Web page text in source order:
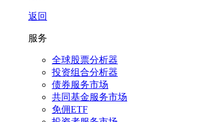
返回
服务
全球股票分析器
投资组合分析器
债券服务市场
共同基金服务市场
免佣ETF